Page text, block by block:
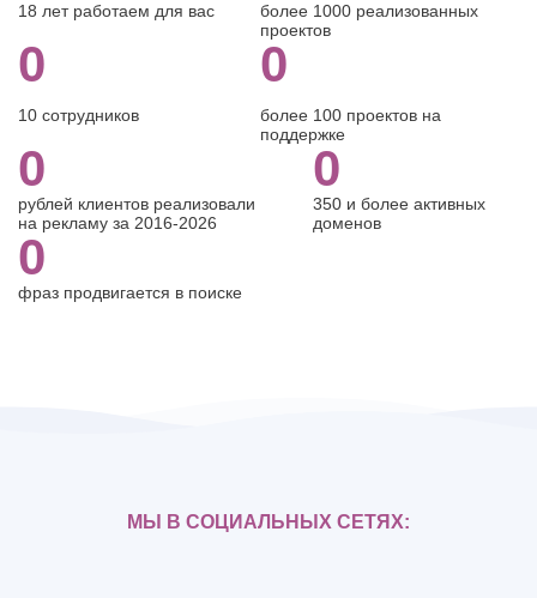
18 лет работаем для вас
более 1000 реализованных
проектов
0
10 сотрудников
0
более 100 проектов на
поддержке
0
350 и более активных
доменов
0
рублей клиентов реализовали
на рекламу за 2016-2026
0
фраз продвигается в поиске
МЫ В СОЦИАЛЬНЫХ СЕТЯХ: